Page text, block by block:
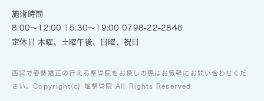
施術時間
8:00～12:00 15:30～19:00 0798-22-2846
定休日 木曜、土曜午後、日曜、祝日
西宮で姿勢矯正の行える整骨院をお探しの際はお気軽にお問い合わせくだ
さい。Copyright(c) 堀整骨院 All Rights Reserved.